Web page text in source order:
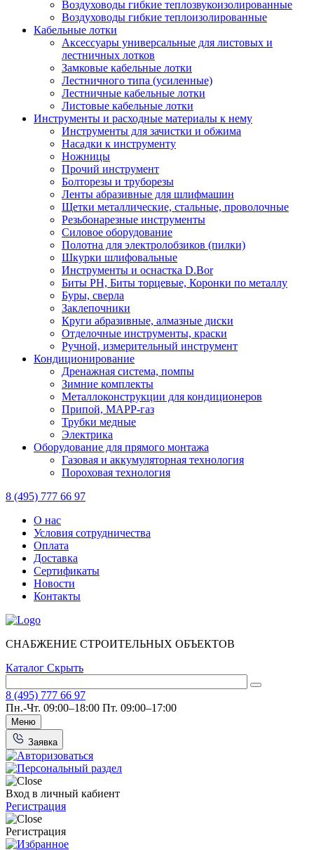
Воздуховоды гибкие теплозвукоизолированные
Воздуховоды гибкие теплоизолированные
Кабельные лотки
Аксессуары универсальные для листовых и
лестничных лотков
Замковые кабельные лотки
Лестничного типа (усиленные)
Лестничные кабельные лотки
Листовые кабельные лотки
Инструменты и расходные материалы к нему
Инструменты для зачистки и обжима
Насадки к инструменту
Ножницы
Прочий инструмент
Болторезы и труборезы
Ленты абразивные для шлифмашин
Щетки металлические, стальные, проволочные
Резьбонарезные инструменты
Силовое оборудование
Полотна для электролобзиков (пилки)
Шкурки шлифовальные
Инструменты и оснастка D.Bor
Биты PH, Биты торцевые, Коронки по металлу
Буры, сверла
Заклепочники
Круги абразивные, алмазные диски
Отделочные инструменты, краски
Ручной, измерительный инструмент
Кондиционирование
Дренажная система, помпы
Зимние комплекты
Металлоконструкции для кондиционеров
Припой, МАРР-газ
Трубки медные
Электрика
Оборудование для прямого монтажа
Газовая и аккумуляторная технология
Пороховая технология
8 (495) 777 66 97
О нас
Условия сотрудничества
Оплата
Доставка
Сертификаты
Новости
Контакты
СНАБЖЕНИЕ СТРОИТЕЛЬНЫХ ОБЪЕКТОВ
Каталог Скрыть
8 (495) 777 66 97
Пн.-Чт. 09:00–18:00 Пт. 09:00–17:00
Меню
Заявка
Вход в личный кабиент
Регистрация
Регистрация